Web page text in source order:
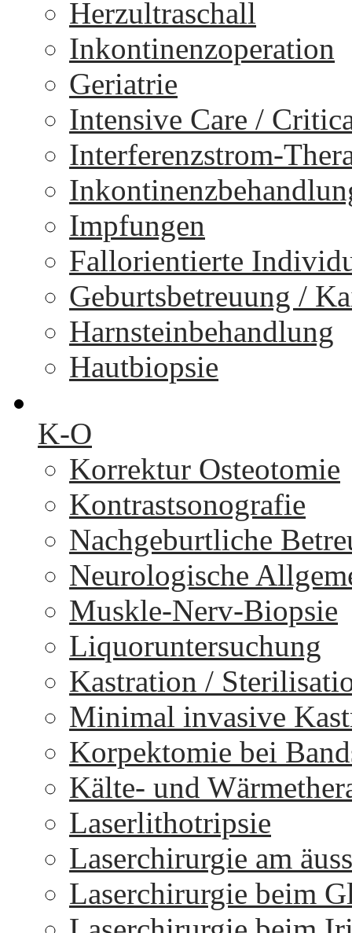
Herzultraschall
Inkontinenzoperation
Geriatrie
Intensive Care /
Interferenzstrom-
Impfungen
Fallorientierte
Geburtsbetreuung /
Harnsteinbehandlung
Hautbiopsie
K-O
Korrektur Osteotomie
Kontrastsonografie
Nachgeburtliche
Neurologische
Muskle-Nerv-Biopsie
Liquoruntersuchung
Kastration /
Minimal invasive
Korpektomie bei
Kälte- und
Laserlithotripsie
Laserchirurgie am
Laserchirurgie beim